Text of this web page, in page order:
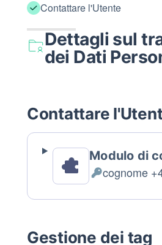
Contattare l'Utente
Dettagli sul
dei Dati
Contattare
Modulo di
Dati
Personali
cognome
Gestione dei tag